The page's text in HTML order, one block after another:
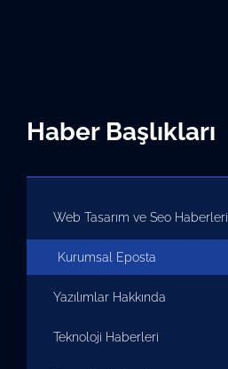
Haber Başlıkları
Web Tasarım ve Seo Haberleri
Kurumsal Eposta
Yazılımlar Hakkında
Teknoloji Haberleri